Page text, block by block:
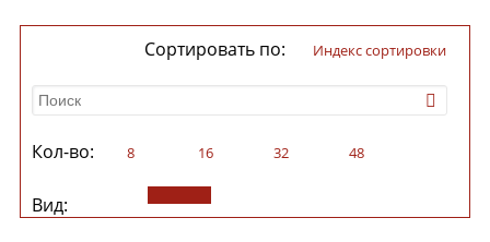
Сортировать по: индекс сортировки
Кол-во: 8 16 32 48
Вид: